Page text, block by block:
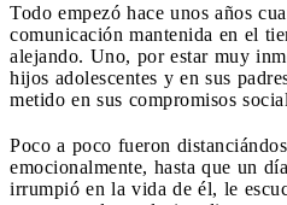
Todo empezó hace unos años
comunicación mantenida en el
alejando. Uno, por estar muy
hijos adolescentes y en sus
metido en sus compromisos
Poco a poco fueron
emocionalmente, hasta que un
irrumpió en la vida de él, le